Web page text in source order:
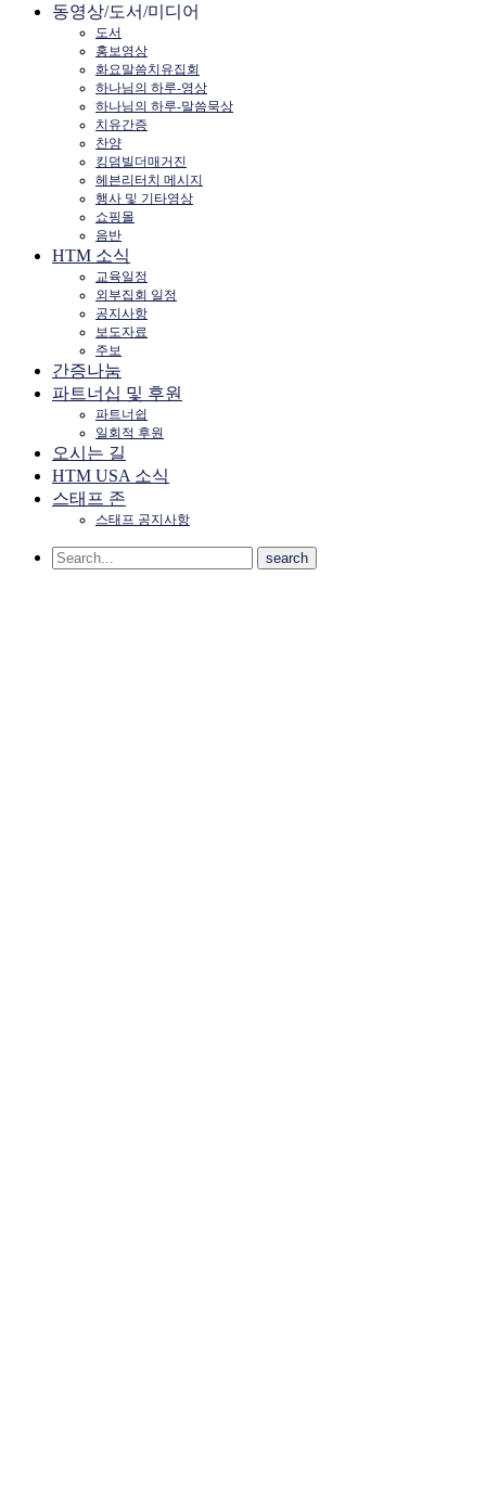
동영상/도서/미디어
도서
홍보영상
화요말씀치유집회
하나님의 하루-영상
하나님의 하루-말씀묵상
치유간증
찬양
킹덤빌더매거진
헤븐리터치 메시지
행사 및 기타영상
쇼핑몰
음반
HTM 소식
교육일정
외부집회 일정
공지사항
보도자료
주보
간증나눔
파트너십 및 후원
파트너쉽
일회적 후원
오시는 길
HTM USA 소식
스태프 존
스태프 공지사항